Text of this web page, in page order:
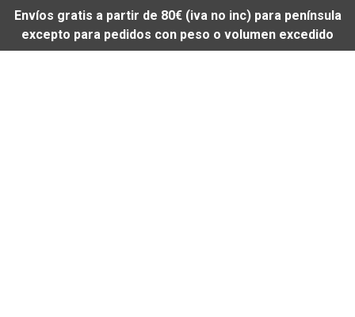
Envíos gratis a partir de 80€ (iva no inc) para península
excepto para pedidos con peso o volumen excedido